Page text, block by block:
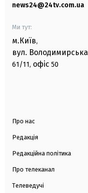
news24@24tv.com.ua
Ми тут:
м.Київ,
вул. Володимирська
61/11, офіс 50
Про нас
Редакція
Редакційна політика
Про телеканал
Телеведучі